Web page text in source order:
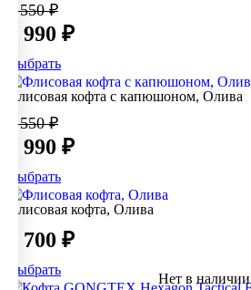
5 550 ₽
3 990 ₽
Выбрать
Флисовая кофта с капюшоном, Олива
5 550 ₽
3 990 ₽
Выбрать
Флисовая кофта, Олива
3 700 ₽
Выбрать
Нет в наличии